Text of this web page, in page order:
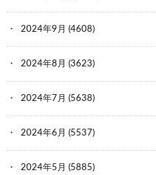
2024年9月 (4608)
2024年8月 (3623)
2024年7月 (5638)
2024年6月 (5537)
2024年5月 (5885)